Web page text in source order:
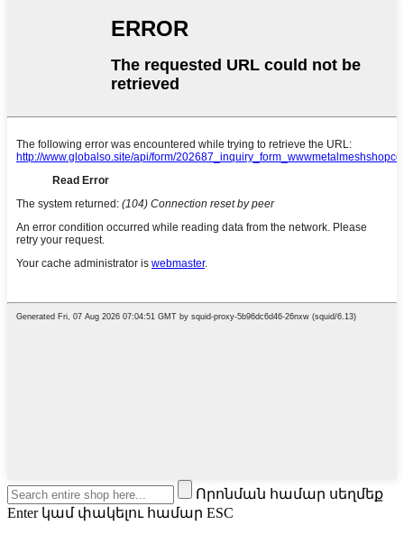
Որոնման համար սեղմեք
Enter կամ փակելու համար ESC